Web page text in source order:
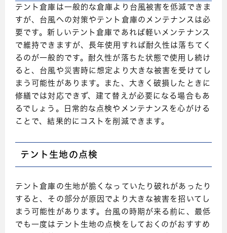
テント倉庫は一般的な倉庫より台風被害を低減できま
すが、台風への対策やテント倉庫のメンテナンスは必
要です。新しいテント倉庫であれば軽いメンテナンス
で維持できますが、長年使用すれば耐久性は落ちてく
るのが一般的です。耐久性が落ちた状態で使用し続け
ると、台風や災害時に想定より大きな被害を受けてし
まう可能性があります。また、大きく破損したときに
修繕では対応できず、建て替えが必要になる場合もあ
るでしょう。日常的な点検やメンテナンスを心がける
ことで、結果的にコストを削減できます。
テント生地の点検
テント倉庫の生地が脆くなっていたり破れがあったり
すると、その部分が原因でより大きな被害を招いてし
まう可能性があります。台風の時期が来る前に、最低
でも一度はテント生地の点検をしておくのがおすすめ